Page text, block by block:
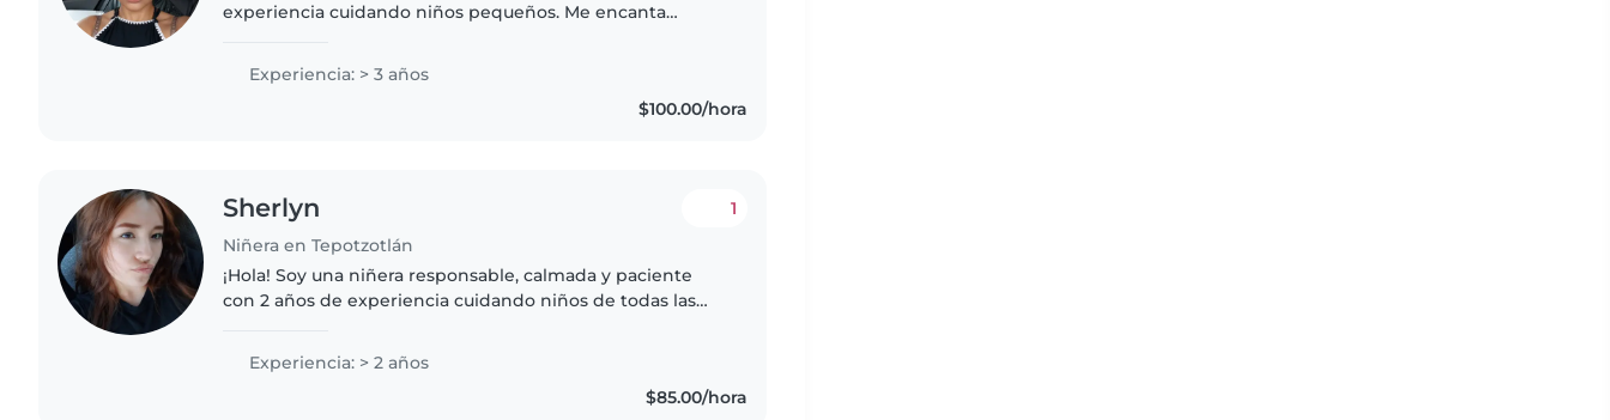
experiencia cuidando niños pequeños. Me encanta
paciente, responsable..
Experiencia: > 3 años
$100.00/hora
Sherlyn
Niñera en Tepotzotlán
1
¡Hola! Soy una niñera responsable, calmada y paciente
con 2 años de experiencia cuidando niños de todas las
música y jugar. También..
Experiencia: > 2 años
$85.00/hora